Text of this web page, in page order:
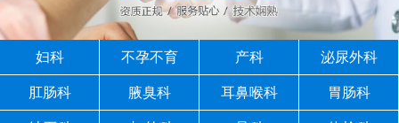
妇科 不孕不育 产科 泌尿外科
肛肠科 腋臭科 耳鼻喉科 胃肠科